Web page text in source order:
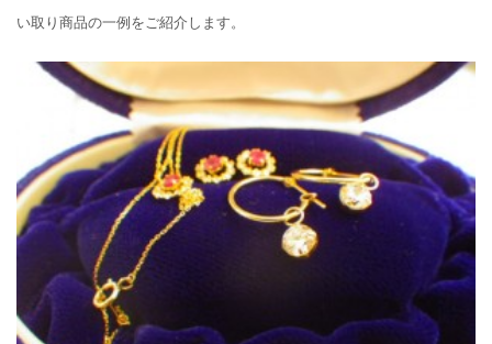
い取り商品の一例をご紹介します。